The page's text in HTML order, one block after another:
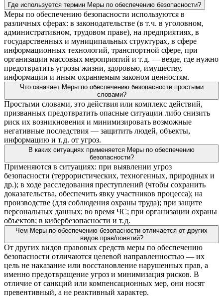
Где используется термин Меры по обеспечению безопасности?
Меры по обеспечению безопасности используются в
различных сферах: в законодательстве (в т. ч. в уголовном,
административном, трудовом праве), на предприятиях, в
государственных и муниципальных структурах, в сфере
информационных технологий, транспортной сфере, при
организации массовых мероприятий и т. д. — везде, где нужно
предотвратить угрозы жизни, здоровью, имуществу,
информации и иным охраняемым законом ценностям.
Что означает Меры по обеспечению безопасности простыми
словами?
Простыми словами, это действия или комплекс действий,
призванных предотвратить опасные ситуации либо снизить
риск их возникновения и минимизировать возможные
негативные последствия — защитить людей, объекты,
информацию и т. д. от угроз.
В каких ситуациях применяется Меры по обеспечению
безопасности?
Применяются в ситуациях: при выявлении угроз
безопасности (террористических, техногенных, природных и
др.); в ходе расследования преступлений (чтобы сохранить
доказательства, обеспечить явку участников процесса); на
производстве (для соблюдения охраны труда); при защите
персональных данных; во время ЧС; при организации охраны
объектов; в кибербезопасности и т. д.
Чем Меры по обеспечению безопасности отличается от других
видов прав/понятий?
От других видов правовых средств меры по обеспечению
безопасности отличаются целевой направленностью — их
цель не наказание или восстановление нарушенных прав, а
именно предотвращение угроз и минимизация рисков. В
отличие от санкций или компенсационных мер, они носят
превентивный, а не реактивный характер.